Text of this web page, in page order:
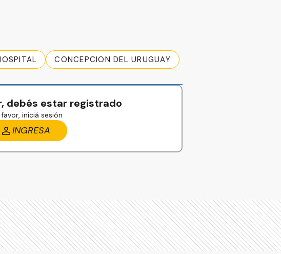
CONCEPCION DEL URUGUAY
debés estar registrado
iniciá sesión
INGRESA